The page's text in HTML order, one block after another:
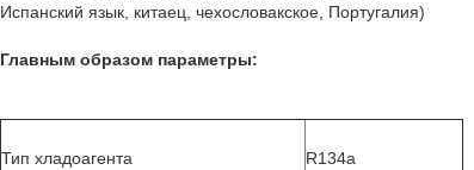
Испанский язык, китаец, чехословакское, Португалия)
Главным образом параметры:
Тип хладоагента R134a